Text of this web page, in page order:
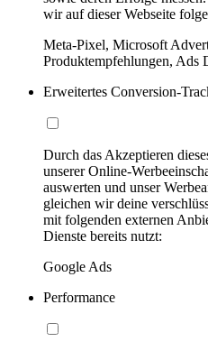
wir auf dieser Webseite
Meta-Pixel, Microsoft
Produktempfehlungen, Ads
Erweitertes Conversion-
Durch das Akzeptieren
unserer Online-
auswerten und unser
gleichen wir deine
mit folgenden externen
Dienste bereits nutzt:
Google Ads
Performance